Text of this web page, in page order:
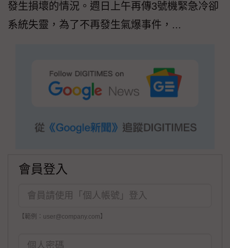
發生損壞的情況。週日上午再傳3號機緊急冷卻
系統失靈，為了不再發生氣爆事件，...
會員登入
【範例：user@company.com】